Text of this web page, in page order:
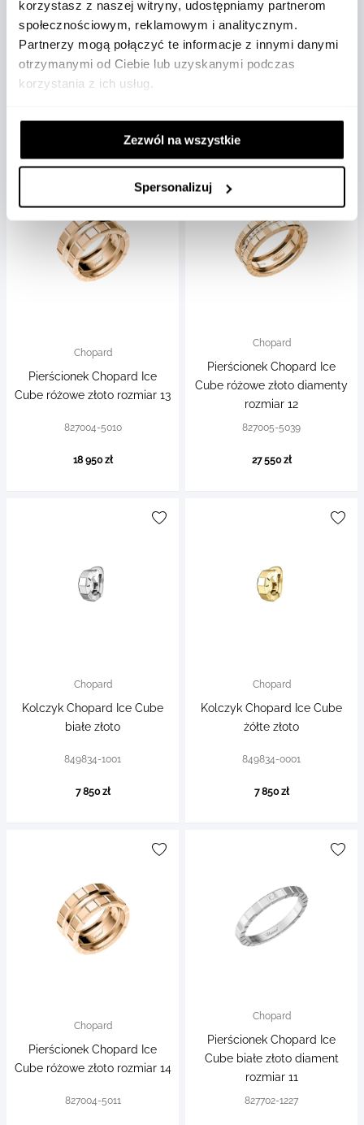
korzystasz z naszej witryny, udostępniamy partnerom
społecznościowym, reklamowym i analitycznym.
Partnerzy mogą połączyć te informacje z innymi danymi
otrzymanymi od Ciebie lub uzyskanymi podczas
korzystania z ich usług.
Zezwól na wszystkie
Spersonalizuj
Chopard
Naszyjnik Chopard Ice Cube
różowe złoto 50 cm
797004-5001
33 850 zł
Chopard
Kolczyki Chopard Ice Cube
białe złoto
12 950 zł
Chopard
Pierścionek Chopard Ice
Cube różowe złoto rozmiar 13
827004-5010
18 950 zł
Chopard
Pierścionek Chopard Ice
Cube różowe złoto diamenty
rozmiar 12
827005-5039
27 550 zł
Chopard
Kolczyk Chopard Ice Cube
białe złoto
849834-1001
7 850 zł
Chopard
Kolczyk Chopard Ice Cube
żółte złoto
849834-0001
7 850 zł
Chopard
Pierścionek Chopard Ice
Cube różowe złoto rozmiar 14
827004-5011
Chopard
Pierścionek Chopard Ice
Cube białe złoto diament
rozmiar 11
827702-1227